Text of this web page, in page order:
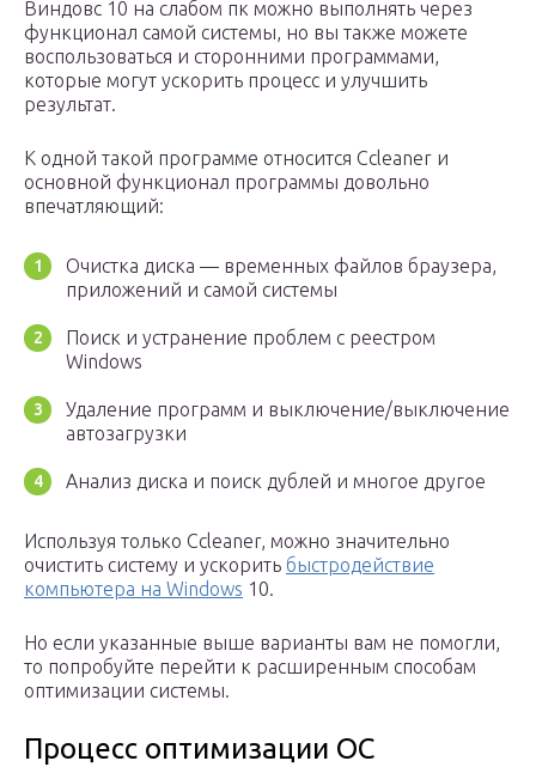
Виндовс 10 на слабом пк можно выполнять через
функционал самой системы, но вы также можете
воспользоваться и сторонними программами,
которые могут ускорить процесс и улучшить
результат.
К одной такой программе относится Ccleaner и
основной функционал программы довольно
впечатляющий:
Очистка диска — временных файлов браузера,
приложений и самой системы
Поиск и устранение проблем с реестром
Windows
Удаление программ и выключение/выключение
автозагрузки
Анализ диска и поиск дублей и многое другое
Используя только Ccleaner, можно значительно
очистить систему и ускорить быстродействие
компьютера на Windows 10.
Но если указанные выше варианты вам не помогли,
то попробуйте перейти к расширенным способам
оптимизации системы.
Процесс оптимизации ОС